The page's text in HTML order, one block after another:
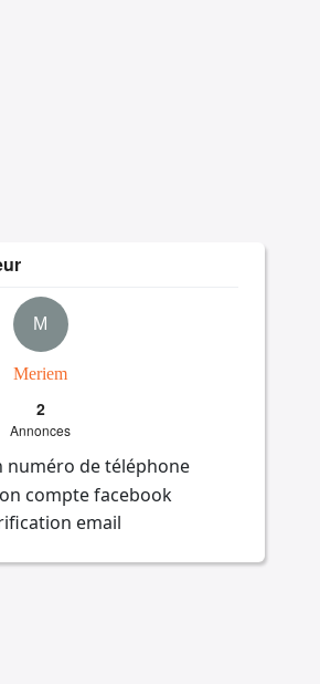
M
Meriem
2
Annonces